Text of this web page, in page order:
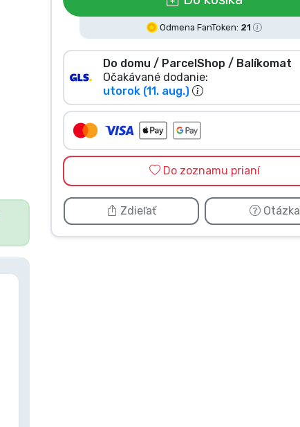
Odmena FanToken: 21
Do domu / ParcelShop / Balíkomat
Očakávané dodanie:
utorok (11. aug.)
Do zoznamu prianí
Zdieľať Otázka